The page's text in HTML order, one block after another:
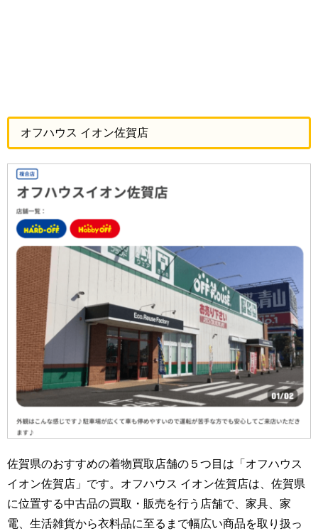
オフハウス イオン佐賀店
佐賀県のおすすめの着物買取店舗の５つ目は「オフハウス
イオン佐賀店」です。オフハウス イオン佐賀店は、佐賀県
に位置する中古品の買取・販売を行う店舗で、家具、家
電、生活雑貨から衣料品に至るまで幅広い商品を取り扱っ